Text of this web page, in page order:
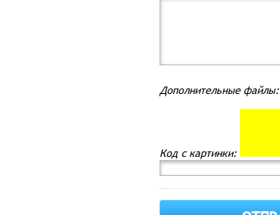
Дополнительные файлы:
Код с картинки: